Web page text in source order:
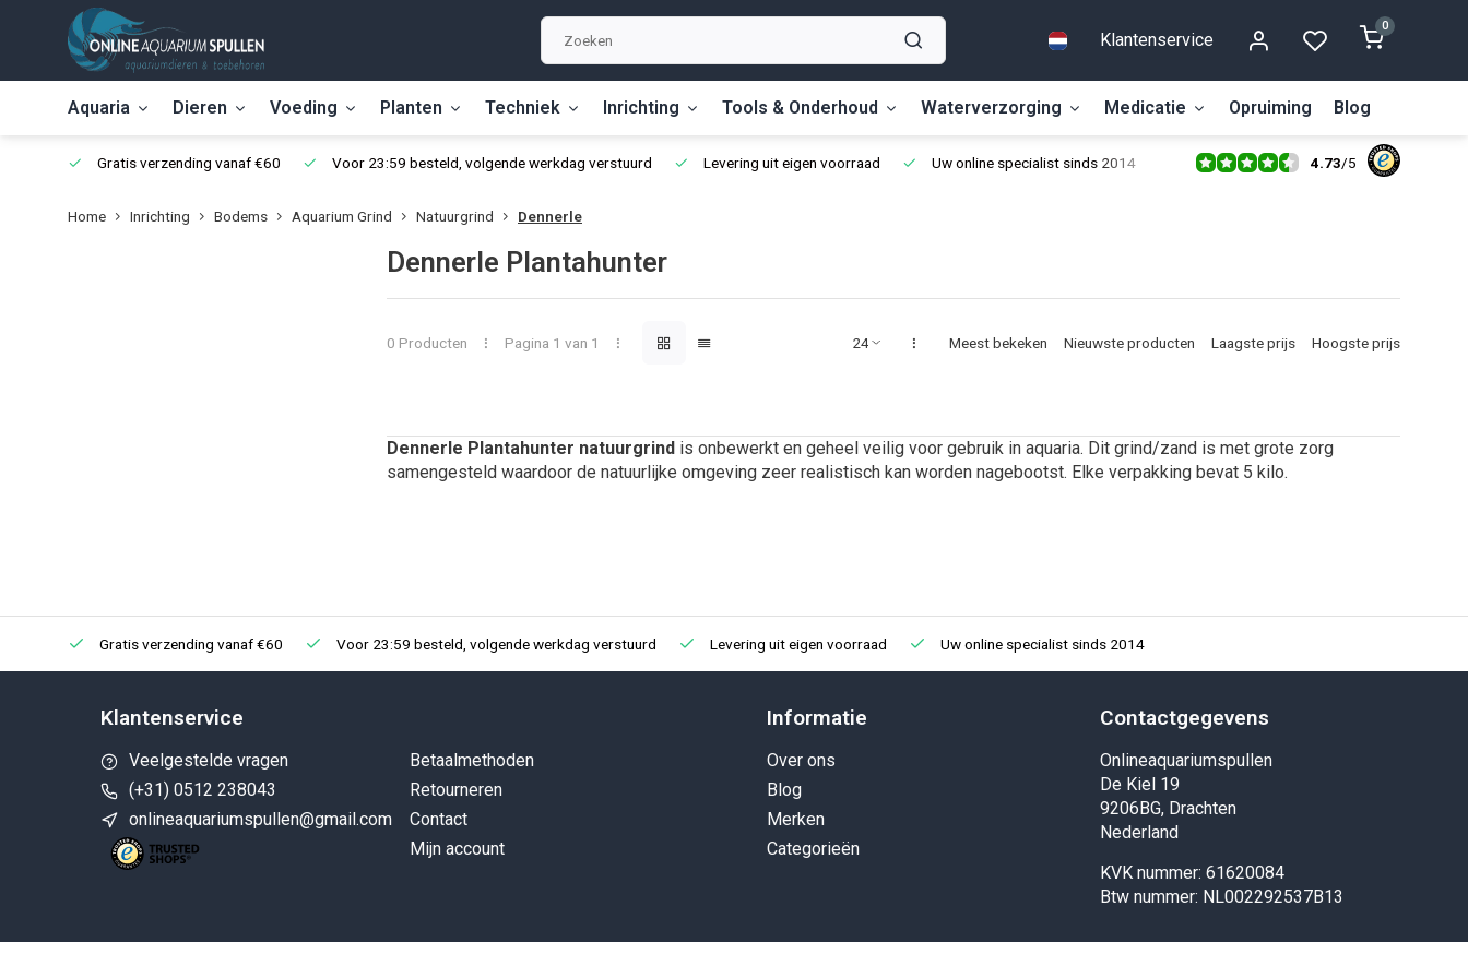
Klantenservice
0
Aquaria Dieren Voeding Planten Techniek Inrichting Tools & Onderhoud Waterverzorging Medicatie Opruiming Blog
Gratis verzending vanaf €60 Voor 23:59 besteld, volgende werkdag verstuurd Levering uit eigen voorraad Uw online specialist sinds 2014 4.73/5
Home Inrichting Bodems Aquarium Grind Natuurgrind Dennerle
Dennerle Plantahunter
0 Producten Pagina 1 van 1 Meest bekeken Nieuwste producten Laagste prijs Hoogste prijs
Dennerle Plantahunter natuurgrindis onbewerkt en geheel veilig voor gebruik in aquaria. Dit grind/zand is met grote zorg
samengesteld waardoor de natuurlijke omgeving zeer realistisch kan worden nagebootst. Elke verpakking bevat 5 kilo.
Gratis verzending vanaf €60 Voor 23:59 besteld, volgende werkdag verstuurd Levering uit eigen voorraad Uw online specialist sinds 2014
Klantenservice
Veelgestelde vragen
(+31) 0512 238043
onlineaquariumspullen@gmail.com
Betaalmethoden
Retourneren
Contact
Mijn account
Informatie
Over ons
Blog
Merken
Categorieën
Contactgegevens
Onlineaquariumspullen
De Kiel 19
9206BG, Drachten
Nederland
KVK nummer: 61620084
Btw nummer: NL002292537B13